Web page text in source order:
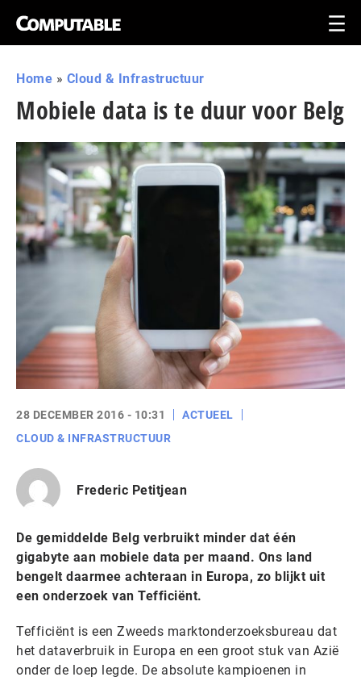
Home » Cloud & Infrastructuur
Mobiele data is te duur voor Belg
28 DECEMBER 2016 - 10:31
ACTUEEL
CLOUD & INFRASTRUCTUUR
Frederic Petitjean
De gemiddelde Belg verbruikt minder dat één
gigabyte aan mobiele data per maand. Ons land
bengelt daarmee achteraan in Europa, zo blijkt uit
een onderzoek van Tefficiënt.
Tefficiënt is een Zweeds marktonderzoeksbureau dat
het dataverbruik in Europa en een groot stuk van Azië
onder de loep legde. De absolute kampioenen in